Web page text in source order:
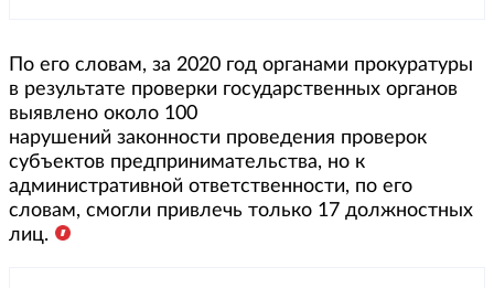
По его словам, за 2020 год органами прокуратуры
в результате проверки государственных органов
выявлено около 100
нарушений законности проведения проверок
субъектов предпринимательства, но к
административной ответственности, по его
словам, смогли привлечь только 17 должностных
лиц.